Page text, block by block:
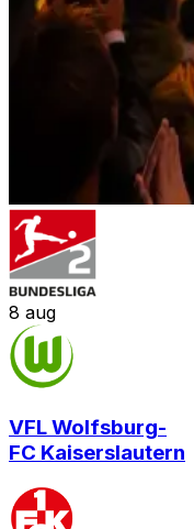
8 aug
VFL Wolfsburg-
FC Kaiserslautern